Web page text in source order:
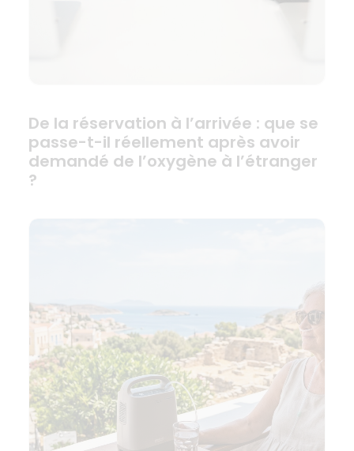
De la réservation à l’arrivée : que se
passe-t-il réellement après avoir
demandé de l’oxygène à l’étranger
?